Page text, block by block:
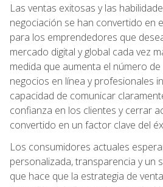
Las ventas exitosas y las
negociación se han convertido en
para los emprendedores que
mercado digital y global cada vez
medida que aumenta el número
negocios en línea y profesionales
capacidad de comunicar
confianza en los clientes y cerrar
convertido en un factor clave del
Los consumidores actuales
personalizada, transparencia y un
que hace que la estrategia de